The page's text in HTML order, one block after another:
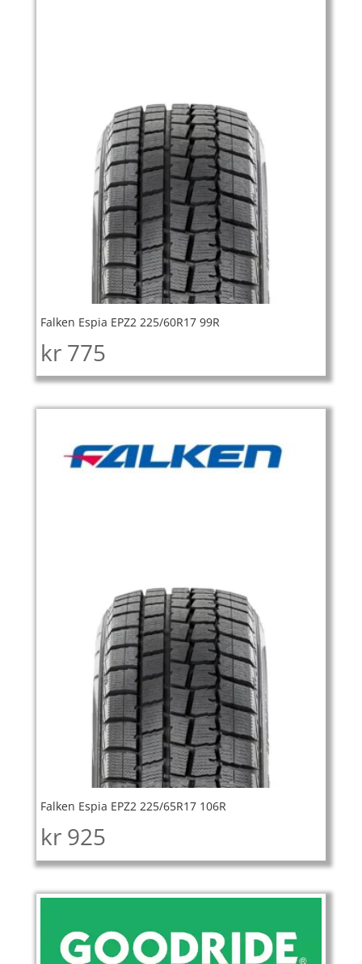
Falken Espia EPZ2 225/60R17 99R
kr 775
Falken Espia EPZ2 225/65R17 106R
kr 925